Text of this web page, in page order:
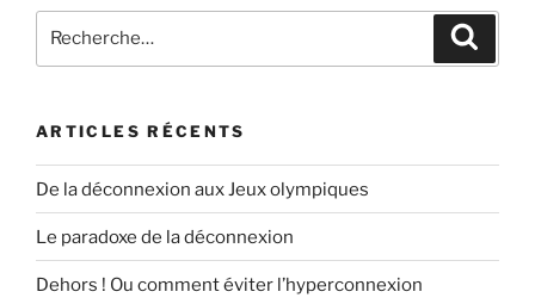
pour
ARTICLES RÉCENTS
De la déconnexion aux Jeux olympiques
Le paradoxe de la déconnexion
Dehors ! Ou comment éviter l’hyperconnexion